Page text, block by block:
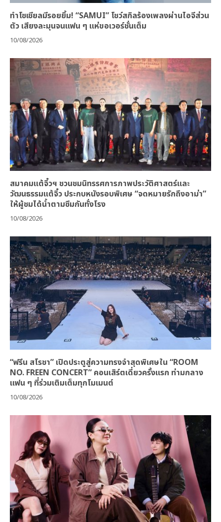
ทำโซเชียลมีรอยยิ้ม! “SAMUI” โชว์สกิลร้องเพลงผ่านไอจีส่วน
ตัว เสียงละมุนจนแฟน ๆ แห่ขอเวอร์ชั่นเต็ม
10/08/2026
สมาคมแต้จิ๋วฯ ชวนชมนิทรรศการภาพประวัติศาสตร์และ
วัฒนธรรมแต้จิ๋ว ประกบหนังรอบพิเศษ “จดหมายรักถึงอาม่า”
ให้ผู้ชมได้น้ำตามซึมกันทั่งโรง
10/08/2026
“ฟรีน สโรชา” เปิดประตูสู่ความทรงจำสุดพิเศษใน “ROOM
NO. FREEN CONCERT” คอนเสิร์ตเดี่ยวครั้งแรก ท่ามกลาง
แฟน ๆ ที่ร่วมเติมเต็มทุกโมเมนต์
10/08/2026